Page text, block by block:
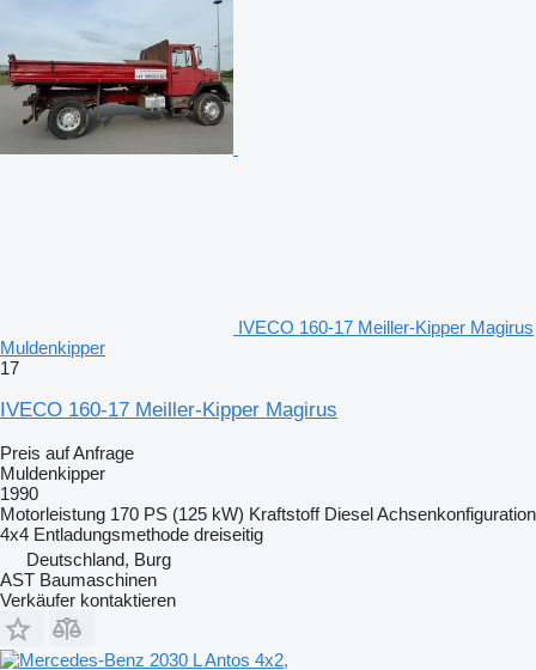
IVECO 160-17 Meiller-Kipper Magirus
Muldenkipper
17
IVECO 160-17 Meiller-Kipper Magirus
Preis auf Anfrage
Muldenkipper
1990
Motorleistung 170 PS (125 kW) Kraftstoff DieselAchsenkonfiguration
4x4 Entladungsmethode dreiseitig
Deutschland, Burg
AST Baumaschinen
Verkäufer kontaktieren